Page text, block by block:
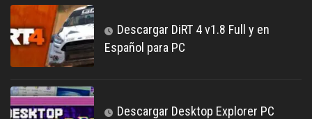
Descargar DiRT 4 v1.8 Full y en
Español para PC
Descargar Desktop Explorer PC